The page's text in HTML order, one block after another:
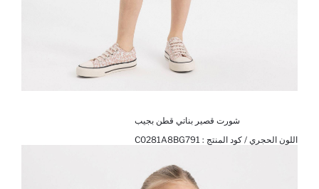
شورت قصير بناتي قطن بجيب
اللون الحجري / كود المنتج : C0281A8BG791